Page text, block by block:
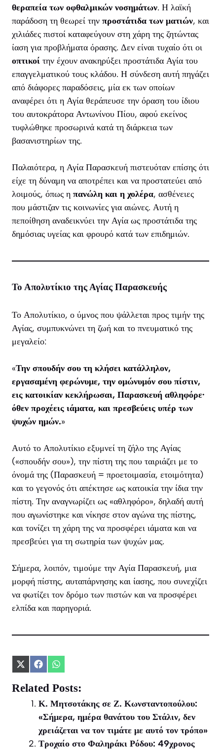
θεραπεία των οφθαλμικών νοσημάτων. Η λαϊκή
παράδοση τη θεωρεί την προστάτιδα των ματιών, και
χιλιάδες πιστοί καταφεύγουν στη χάρη της ζητώντας
ίαση για προβλήματα όρασης. Δεν είναι τυχαίο ότι οι
οπτικοί την έχουν ανακηρύξει προστάτιδα Αγία του
επαγγελματικού τους κλάδου. Η σύνδεση αυτή πηγάζει
από διάφορες παραδόσεις, μία εκ των οποίων
αναφέρει ότι η Αγία θεράπευσε την όραση του ίδιου
του αυτοκράτορα Αντωνίνου Πίου, αφού εκείνος
τυφλώθηκε προσωρινά κατά τη διάρκεια των
βασανιστηρίων της.
Παλαιότερα, η Αγία Παρασκευή πιστευόταν επίσης ότι
είχε τη δύναμη να αποτρέπει και να προστατεύει από
λοιμούς, όπως η πανώλη και η χολέρα, ασθένειες
που μάστιζαν τις κοινωνίες για αιώνες. Αυτή η
πεποίθηση αναδεικνύει την Αγία ως προστάτιδα της
δημόσιας υγείας και φρουρό κατά των επιδημιών.
Το Απολυτίκιο της Αγίας Παρασκευής
Το Απολυτίκιο, ο ύμνος που ψάλλεται προς τιμήν της
Αγίας, συμπυκνώνει τη ζωή και το πνευματικό της
μεγαλείο:
«Την σπουδήν σου τη κλήσει κατάλληλον,
εργασαμένη φερώνυμε, την ομώνυμόν σου πίστιν,
εις κατοικίαν κεκλήρωσαι, Παρασκευή αθληφόρε·
όθεν προχέεις ιάματα, και πρεσβεύεις υπέρ των
ψυχών ημών.»
Αυτό το Απολυτίκιο εξυμνεί τη ζήλο της Αγίας
(«σπουδήν σου»), την πίστη της που ταιριάζει με το
όνομά της (Παρασκευή = προετοιμασία, ετοιμότητα)
και το γεγονός ότι απέκτησε ως κατοικία την ίδια την
πίστη. Την αναγνωρίζει ως «αθληφόρο», δηλαδή αυτή
που αγωνίστηκε και νίκησε στον αγώνα της πίστης,
και τονίζει τη χάρη της να προσφέρει ιάματα και να
πρεσβεύει για τη σωτηρία των ψυχών μας.
Σήμερα, λοιπόν, τιμούμε την Αγία Παρασκευή, μια
μορφή πίστης, αυταπάρνησης και ίασης, που συνεχίζει
να φωτίζει τον δρόμο των πιστών και να προσφέρει
ελπίδα και παρηγοριά.
Share
X
(Twitter)
Share
Facebook
Share
WhatsApp
Related Posts:
Κ. Μητσοτάκης σε Ζ. Κωνσταντοπούλου:
«Σήμερα, ημέρα θανάτου του Στάλιν, δεν
χρειάζεται να τον τιμάτε με αυτό τον τρόπο»
Τροχαίο στο Φαληράκι Ρόδου: 49χρονος